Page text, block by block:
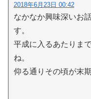
2018年6月23日 00:42
なかなか興味深いお
す。
平成に入るあたりま
ね。
仰る通りその頃が末